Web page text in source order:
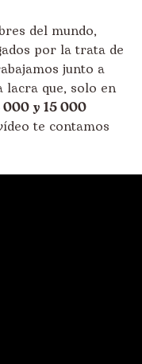
del mundo,
por la trata de
junto a
que, solo en
000 y 15000
te contamos